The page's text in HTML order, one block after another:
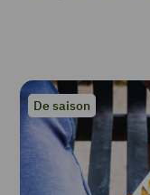
De saison